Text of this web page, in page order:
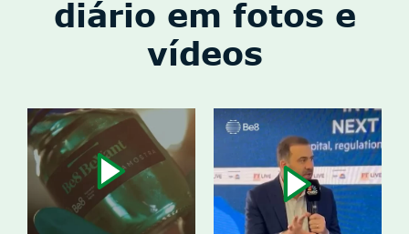
diário em fotos e
vídeos